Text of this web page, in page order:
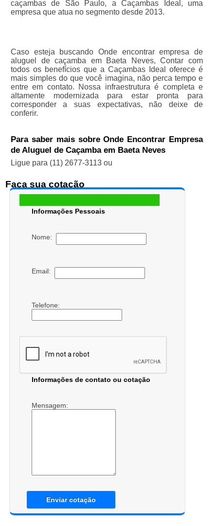
caçambas de São Paulo, a Caçambas Ideal, uma
empresa que atua no segmento desde 2013.
Caso esteja buscando Onde encontrar empresa de
aluguel de caçamba em Baeta Neves, Contar com
todos os benefícios que a Caçambas Ideal oferece é
mais simples do que você imagina, não perca tempo e
entre em contato. Nossa infraestrutura é completa e
altamente modernizada para estar pronta para
corresponder a suas expectativas, não deixe de
conferir.
Para saber mais sobre Onde Encontrar Empresa
de Aluguel de Caçamba em Baeta Neves
Ligue para (11) 2677-3113ou
Faça sua cotação
Informações Pessoais
Nome:
Email:
Telefone:
Informações de contato ou cotação
Mensagem:
Enviar cotação